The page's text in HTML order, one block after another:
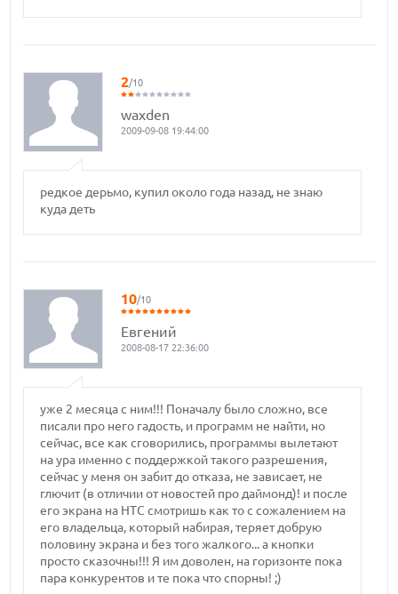
2/10
waxden
2009-09-08 19:44:00
редкое дерьмо, купил около года назад, не знаю
куда деть
10/10
Евгений
2008-08-17 22:36:00
уже 2 месяца с ним!!! Поначалу было сложно, все
писали про него гадость, и программ не найти, но
сейчас, все как сговорились, программы вылетают
на ура именно с поддержкой такого разрешения,
сейчас у меня он забит до отказа, не зависает, не
глючит (в отличии от новостей про даймонд)! и после
его экрана на HTC смотришь как то с сожалением на
его владельца, который набирая, теряет добрую
половину экрана и без того жалкого... а кнопки
просто сказочны!!! Я им доволен, на горизонте пока
пара конкурентов и те пока что спорны! ;)